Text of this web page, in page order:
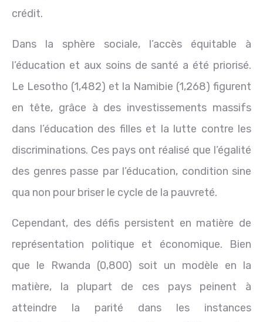
crédit.
Dans la sphère sociale, l’accès équitable à
l’éducation et aux soins de santé a été priorisé.
Le Lesotho (1,482) et la Namibie (1,268) figurent
en tête, grâce à des investissements massifs
dans l’éducation des filles et la lutte contre les
discriminations. Ces pays ont réalisé que l’égalité
des genres passe par l’éducation, condition sine
qua non pour briser le cycle de la pauvreté.
Cependant, des défis persistent en matière de
représentation politique et économique. Bien
que le Rwanda (0,800) soit un modèle en la
matière, la plupart de ces pays peinent à
atteindre la parité dans les instances